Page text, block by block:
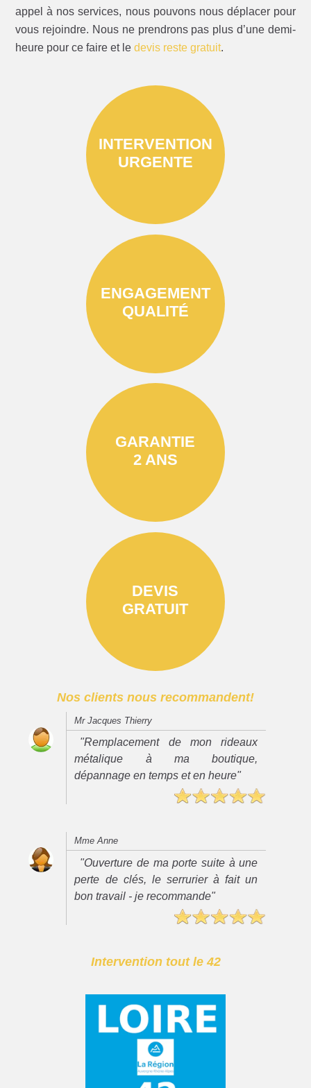
appel à nos services, nous pouvons nous déplacer pour
vous rejoindre. Nous ne prendrons pas plus d’une demi-
heure pour ce faire et ledevis reste gratuit.
INTERVENTION
URGENTE
ENGAGEMENT
QUALITÉ
GARANTIE
2 ANS
DEVIS
GRATUIT
Nos clients nous recommandent!
Mr Jacques Thierry
"Remplacement de mon rideaux
métalique à ma boutique,
dépannage en temps et en heure"
Mme Anne
"Ouverture de ma porte suite à une
perte de clés, le serrurier à fait un
bon travail - je recommande"
Intervention tout le 42